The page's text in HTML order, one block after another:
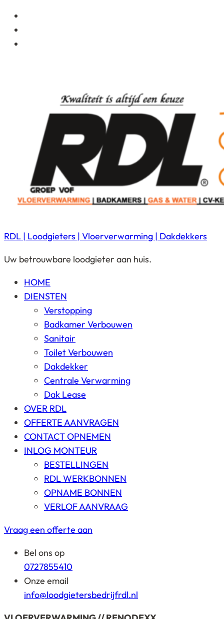
RDL | Loodgieters | Vloerverwarming | Dakdekkers
Uw betrouwbare loodgieter aan huis.
HOME
DIENSTEN
Verstopping
Badkamer Verbouwen
Sanitair
Toilet Verbouwen
Dakdekker
Centrale Verwarming
Dak Lease
OVER RDL
OFFERTE AANVRAGEN
CONTACT OPNEMEN
INLOG MONTEUR
BESTELLINGEN
RDL WERKBONNEN
OPNAME BONNEN
VERLOF AANVRAAG
Vraag een offerte aan
Bel ons op
0727855410
Onze email
info@loodgietersbedrijfrdl.nl